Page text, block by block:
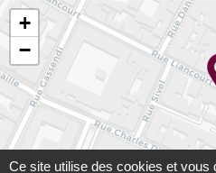
+
−
Ce site utilise des cookies et vous